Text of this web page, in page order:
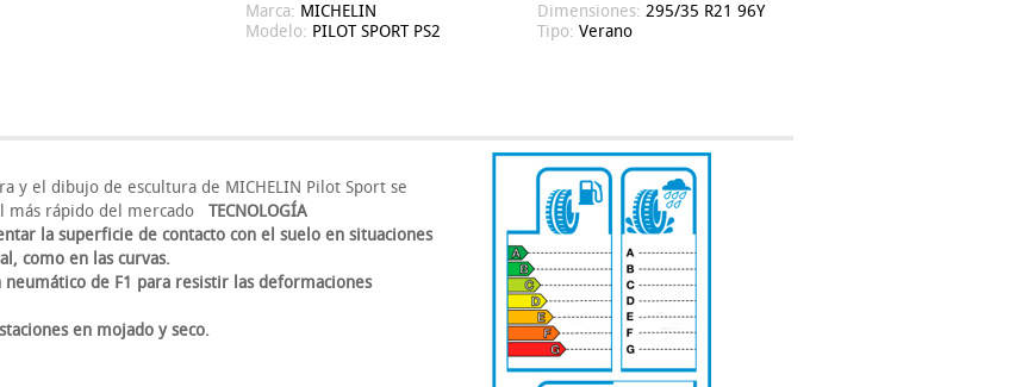
Marca: MICHELIN
Modelo: PILOT SPORT PS2
Dimensiones: 295/35 R21 96Y
Tipo: Verano
y el dibujo de escultura de MICHELIN Pilot Sport se
más rápido del mercado TECNOLOGÍA
la superficie de contacto con el suelo en situaciones
como en las curvas.
de F1 para resistir las deformaciones
en mojado y seco.